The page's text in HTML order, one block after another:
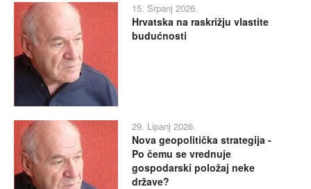
15. Srpanj 2026.
Hrvatska na raskrižju vlastite
budućnosti
29. Lipanj 2026.
Nova geopolitička strategija -
Po čemu se vrednuje
gospodarski položaj neke
države?